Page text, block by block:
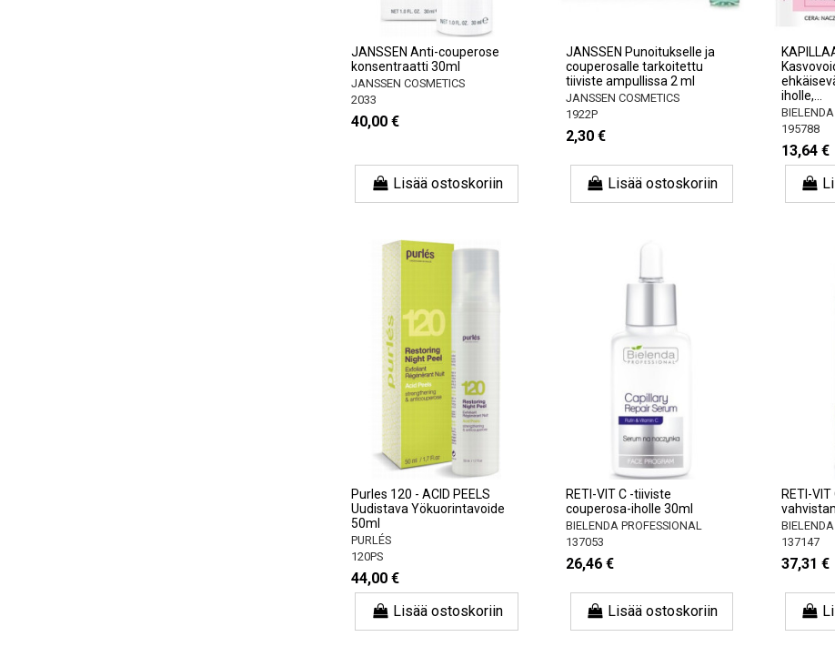
JANSSEN Anti-couperose
konsentraatti 30ml
JANSSEN COSMETICS
2033
40,00 €
Lisää ostoskoriin
JANSSEN Punoitukselle ja
couperosalle tarkoitettu
tiiviste ampullissa 2 ml
JANSSEN COSMETICS
1922P
2,30 €
Lisää ostoskoriin
iholle,...
BIELENDA
195788
13,64 €
Purles 120 - ACID PEELS
Uudistava Yökuorintavoide
50ml
PURLÉS
120PS
44,00 €
Lisää ostoskoriin
RETI-VIT C -tiiviste
couperosa-iholle 30ml
BIELENDA PROFESSIONAL
137053
26,46 €
Lisää ostoskoriin
RETI-
137147
37,31 €